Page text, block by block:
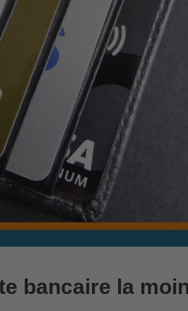
bancaire la